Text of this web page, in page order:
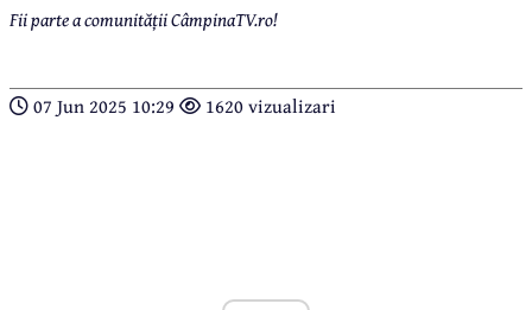
Fii parte a comunității CâmpinaTV.ro!
07 Jun 2025 10:29 1620 vizualizari